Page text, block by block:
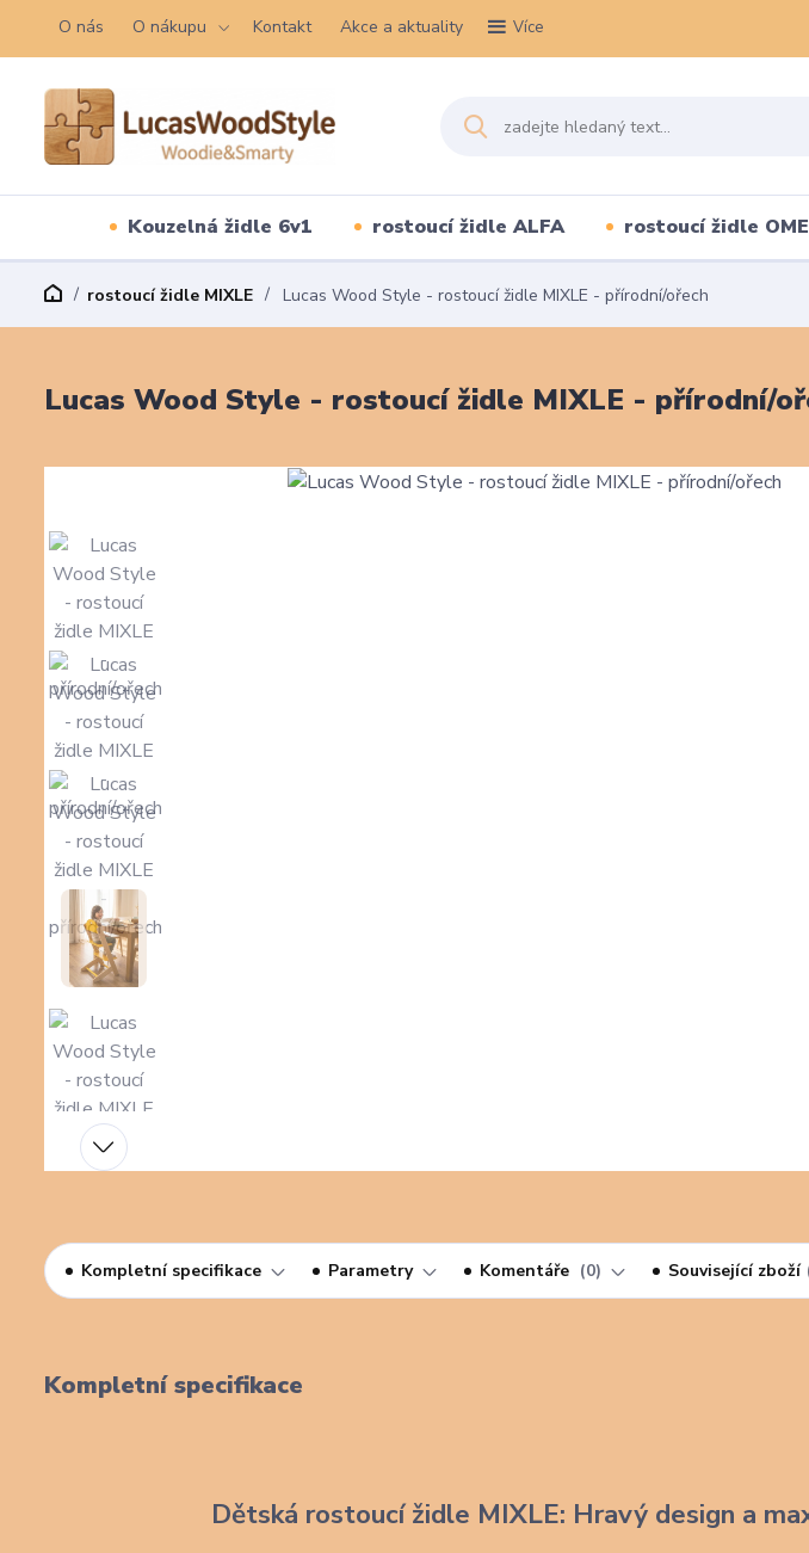
O nás O nákupu Kontakt Akce a aktuality Více
Kouzelná židle 6v1 rostoucí židle ALFA rostoucí židle
rostoucí židle MIXLE Lucas Wood Style - rostoucí židle MIXLE - přírodní/ořech
Lucas Wood Style - rostoucí židle MIXLE - přírodní/
Kompletní specifikace Parametry Komentáře 0 Související zboží
Kompletní specifikace
Dětská rostoucí židle MIXLE: Hravý design a